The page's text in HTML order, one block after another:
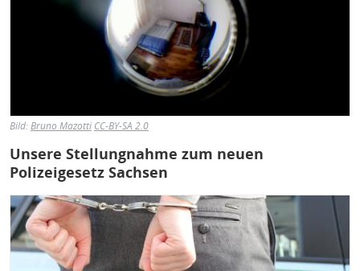
Bild:Bruno Mazotti CC-BY-SA 2.0
Unsere Stellungnahme zum neuen
Polizeigesetz Sachsen
Bild